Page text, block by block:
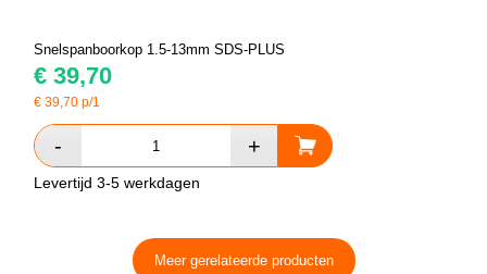
Snelspanboorkop 1.5-13mm SDS-PLUS
€ 39,70
€39,70 p/1
Levertijd 3-5 werkdagen
Meer gerelateerde producten